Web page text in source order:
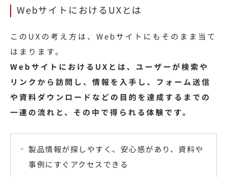
WebサイトにおけるUXとは
このUXの考え方は、Webサイトにもそのまま当て
はまります。
WebサイトにおけるUXとは、ユーザーが検索や
リンクから訪問し、情報を入手し、フォーム送信
や資料ダウンロードなどの目的を達成するまでの
一連の流れと、その中で得られる体験です。
製品情報が探しやすく、安心感があり、資料や
事例にすぐアクセスできる